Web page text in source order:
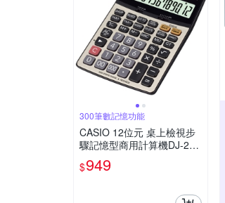
300筆數記憶功能
CASIO 12位元 桌上檢視步
驟記憶型商用計算機DJ-220
DPLUS
$949